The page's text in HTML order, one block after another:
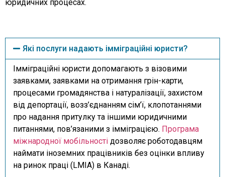
юридичних процесах.
Які послуги надають імміграційні юристи?
Імміграційні юристи допомагають з візовими
заявками, заявками на отримання грін-карти,
процесами громадянства і натуралізації, захистом
від депортації, возз’єднанням сім’ї, клопотаннями
про надання притулку та іншими юридичними
питаннями, пов’язаними з імміграцією. Програма
міжнародної мобільності дозволяє роботодавцям
наймати іноземних працівників без оцінки впливу
на ринок праці (LMIA) в Канаді.